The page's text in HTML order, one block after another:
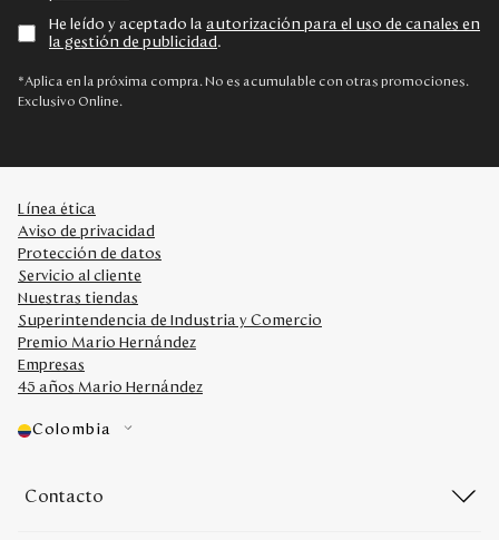
He leído y aceptado la autorización para el uso de canales en
la gestión de publicidad .
*Aplica en la próxima compra. No es acumulable con otras promociones.
Exclusivo Online.
Línea ética
Aviso de privacidad
Protección de datos
Servicio al cliente
Nuestras tiendas
Superintendencia de Industria y Comercio
Premio Mario Hernández
Empresas
45 años Mario Hernández
Colombia
Contacto